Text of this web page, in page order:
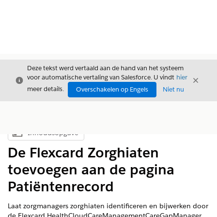
Sluiten
Deze tekst werd vertaald aan de hand van het systeem
voor automatische vertaling van Salesforce. U vindt hier
meer details.
Overschakelen op Engels Niet nu
Sluiten
Inhoudsopgave weergeven
Inhoudsopgave
De Flexcard Zorghiaten
toevoegen aan de pagina
Patiëntenrecord
Laat zorgmanagers zorghiaten identificeren en bijwerken door